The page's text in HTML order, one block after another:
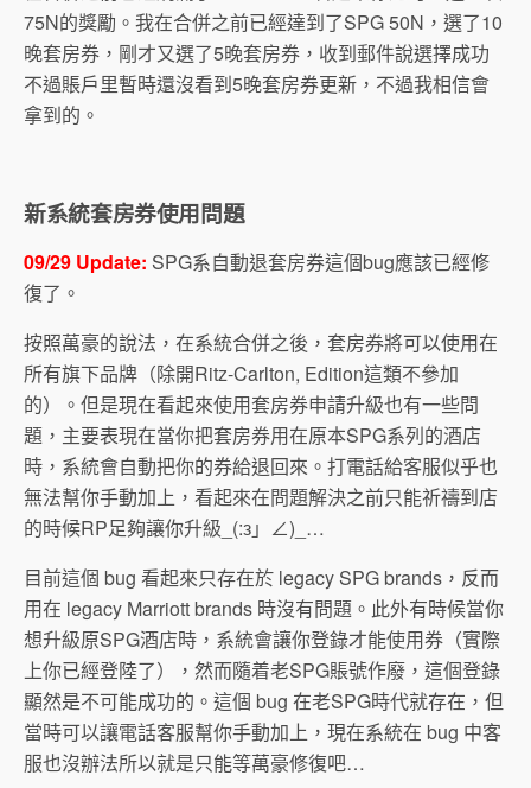
75N的獎勵。我在合併之前已經達到了SPG 50N，選了10
晚套房券，剛才又選了5晚套房券，收到郵件說選擇成功
不過賬戶里暫時還沒看到5晚套房券更新，不過我相信會
拿到的。
新系統套房券使用問題
09/29 Update: SPG系自動退套房券這個bug應該已經修
復了。
按照萬豪的說法，在系統合併之後，套房券將可以使用在
所有旗下品牌（除開Ritz-Carlton, Edition這類不參加
的）。但是現在看起來使用套房券申請升級也有一些問
題，主要表現在當你把套房券用在原本SPG系列的酒店
時，系統會自動把你的券給退回來。打電話給客服似乎也
無法幫你手動加上，看起來在問題解決之前只能祈禱到店
的時候RP足夠讓你升級_(:з」∠)_…
目前這個 bug 看起來只存在於 legacy SPG brands，反而
用在 legacy Marriott brands 時沒有問題。此外有時候當你
想升級原SPG酒店時，系統會讓你登錄才能使用券（實際
上你已經登陸了），然而隨着老SPG賬號作廢，這個登錄
顯然是不可能成功的。這個 bug 在老SPG時代就存在，但
當時可以讓電話客服幫你手動加上，現在系統在 bug 中客
服也沒辦法所以就是只能等萬豪修復吧…